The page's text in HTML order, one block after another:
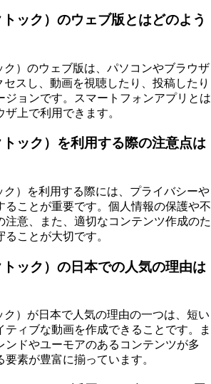
ック）のウェブ版とはどのよう
ク）のウェブ版は、パソコンやブラウザ
セスし、動画を視聴したり、投稿したり
ジョンです。スマートフォンアプリとは
上で利用できます。
ック）を利用する際の注意点は
ク）を利用する際には、プライバシーや
ることが重要です。個人情報の保護や不
注意、また、適切なコンテンツ作成のた
ことが大切です。
ック）の日本での人気の理由は
ク）が日本で人気の理由の一つは、短い
ティブな動画を作成できることです。ま
ンドやユーモアのあるコンテンツが多
要素が豊富に揃っています。